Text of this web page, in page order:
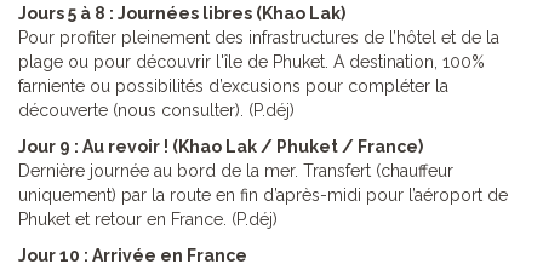
Jours 5 à 8 : Journées libres (Khao Lak)
Pour profiter pleinement des infrastructures de l’hôtel et de la
plage ou pour découvrir l'île de Phuket. A destination, 100%
farniente ou possibilités d’excusions pour compléter la
découverte (nous consulter). (P.déj)
Jour 9 : Au revoir ! (Khao Lak / Phuket / France)
Dernière journée au bord de la mer. Transfert (chauffeur
uniquement) par la route en fin d’après-midi pour l’aéroport de
Phuket et retour en France. (P.déj)
Jour 10 : Arrivée en France